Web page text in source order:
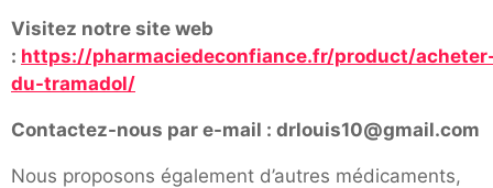
Visitez notre site web
: https://pharmaciedeconfiance.fr/product/
du-tramadol/
Contactez-nous par e-mail : drlouis10@gmail.com
Nous proposons également d’autres médicaments,